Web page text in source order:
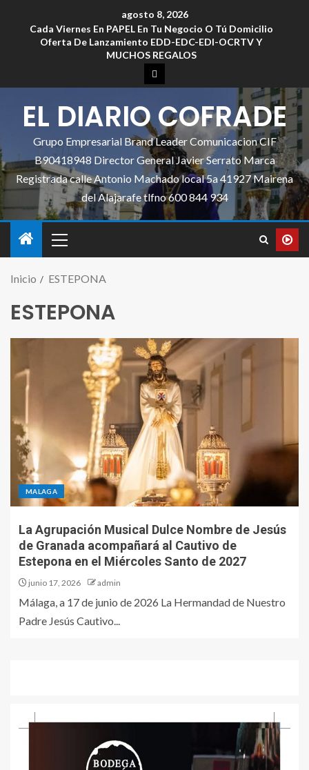
agosto 8, 2026
Cada Viernes En PAPEL En Tu Negocio O Tú Domicilio
Oferta De Lanzamiento EDD-EDC-EDI-OCRTV Y
MUCHOS REGALOS
EL DIARIO COFRADE
Grupo Empresarial Brand Leader Comunicacion CIF
B90418948 Director General Javier Serrato Marca
Registrada calle Antonio Machado local 5a 41927 Mairena
del Alajarafe tlfno 600 844 934
Inicio ESTEPONA
ESTEPONA
MALAGA
La Agrupación Musical Dulce Nombre de Jesús
de Granada acompañará al Cautivo de
Estepona en el Miércoles Santo de 2027
junio 17, 2026 admin
Málaga, a 17 de junio de 2026 La Hermandad de Nuestro
Padre Jesús Cautivo...